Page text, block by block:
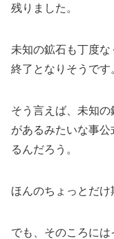
残りました。
未知の鉱石も丁度
終了となりそうです
そう言えば、未知
があるみたいな事
るんだろう。
ほんのちょっとだけ
でも、そのころに